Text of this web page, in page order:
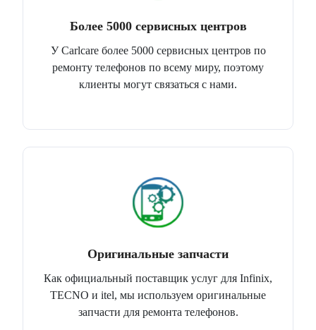
Более 5000 сервисных центров
У Carlcare более 5000 сервисных центров по
ремонту телефонов по всему миру, поэтому
клиенты могут связаться с нами.
Оригинальные запчасти
Как официальный поставщик услуг для Infinix,
TECNO и itel, мы используем оригинальные
запчасти для ремонта телефонов.